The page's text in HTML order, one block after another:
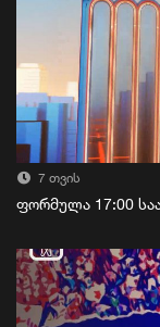
7 თვის
ფორმულა 17:00